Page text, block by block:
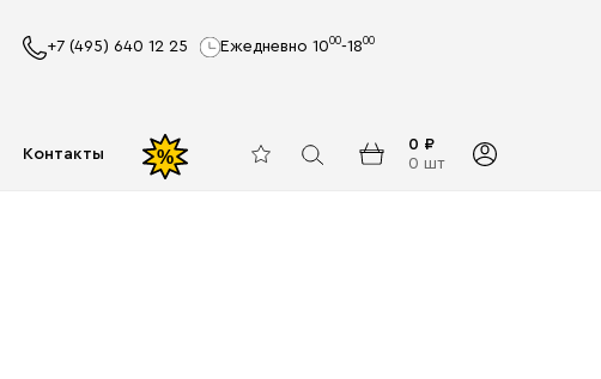
+7 (495) 640 12 25 Ежедневно 1000-1800
Контакты %
0 ₽
0 шт